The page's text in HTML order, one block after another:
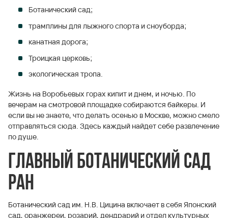
Ботанический сад;
трамплины для лыжного спорта и сноуборда;
канатная дорога;
Троицкая церковь;
экологическая тропа.
Жизнь на Воробьевых горах кипит и днем, и ночью. По
вечерам на смотровой площадке собираются байкеры. И
если вы не знаете, что делать осенью в Москве, можно смело
отправляться сюда. Здесь каждый найдет себе развлечение
по душе.
Главный Ботанический сад
РАН
Ботанический сад им. Н.В. Цицина включает в себя Японский
сад, оранжереи, розарий, дендрарий и отдел культурных